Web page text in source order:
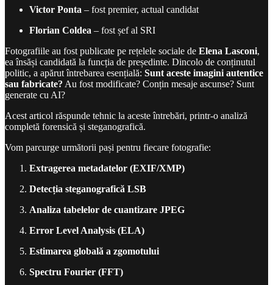
Victor Ponta – fost premier, actual candidat
Florian Coldea – fost șef al SRI
Fotografiile au fost publicate pe rețelele sociale de Elena Lasconi,
ea însăși candidată la funcția de președinte. Dincolo de conținutul
politic, a apărut întrebarea esențială: Sunt aceste imagini autentice
sau fabricate? Au fost modificate? Conțin mesaje ascunse? Sunt
generate cu AI?
Acest articol răspunde tehnic la aceste întrebări, printr-o analiză
completă forensică și steganografică.
Vom parcurge următorii pași pentru fiecare fotografie:
Extragerea metadatelor (EXIF/XMP)
Detecția steganografică LSB
Analiza tabelelor de cuantizare JPEG
Error Level Analysis (ELA)
Estimarea globală a zgomotului
Spectru Fourier (FFT)